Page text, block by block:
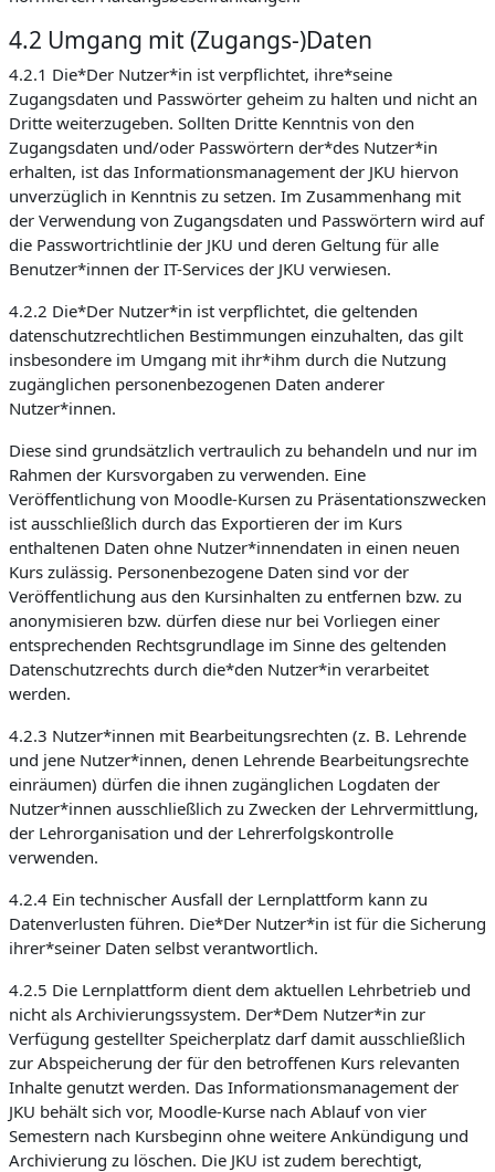
4.2 Umgang mit (Zugangs-)Daten
4.2.1 Die*Der Nutzer*in ist verpflichtet, ihre*seine
Zugangsdaten und Passwörter geheim zu halten und nicht an
Dritte weiterzugeben. Sollten Dritte Kenntnis von den
Zugangsdaten und/oder Passwörtern der*des Nutzer*in
erhalten, ist das Informationsmanagement der JKU hiervon
unverzüglich in Kenntnis zu setzen. Im Zusammenhang mit
der Verwendung von Zugangsdaten und Passwörtern wird auf
die Passwortrichtlinie der JKU und deren Geltung für alle
Benutzer*innen der IT-Services der JKU verwiesen.
4.2.2 Die*Der Nutzer*in ist verpflichtet, die geltenden
datenschutzrechtlichen Bestimmungen einzuhalten, das gilt
insbesondere im Umgang mit ihr*ihm durch die Nutzung
zugänglichen personenbezogenen Daten anderer
Nutzer*innen.
Diese sind grundsätzlich vertraulich zu behandeln und nur im
Rahmen der Kursvorgaben zu verwenden. Eine
Veröffentlichung von Moodle-Kursen zu Präsentationszwecken
ist ausschließlich durch das Exportieren der im Kurs
enthaltenen Daten ohne Nutzer*innendaten in einen neuen
Kurs zulässig. Personenbezogene Daten sind vor der
Veröffentlichung aus den Kursinhalten zu entfernen bzw. zu
anonymisieren bzw. dürfen diese nur bei Vorliegen einer
entsprechenden Rechtsgrundlage im Sinne des geltenden
Datenschutzrechts durch die*den Nutzer*in verarbeitet
werden.
4.2.3 Nutzer*innen mit Bearbeitungsrechten (z. B. Lehrende
und jene Nutzer*innen, denen Lehrende Bearbeitungsrechte
einräumen) dürfen die ihnen zugänglichen Logdaten der
Nutzer*innen ausschließlich zu Zwecken der Lehrvermittlung,
der Lehrorganisation und der Lehrerfolgskontrolle
verwenden.
4.2.4 Ein technischer Ausfall der Lernplattform kann zu
Datenverlusten führen. Die*Der Nutzer*in ist für die Sicherung
ihrer*seiner Daten selbst verantwortlich.
4.2.5 Die Lernplattform dient dem aktuellen Lehrbetrieb und
nicht als Archivierungssystem. Der*Dem Nutzer*in zur
Verfügung gestellter Speicherplatz darf damit ausschließlich
zur Abspeicherung der für den betroffenen Kurs relevanten
Inhalte genutzt werden. Das Informationsmanagement der
JKU behält sich vor, Moodle-Kurse nach Ablauf von vier
Semestern nach Kursbeginn ohne weitere Ankündigung und
Archivierung zu löschen. Die JKU ist zudem berechtigt,